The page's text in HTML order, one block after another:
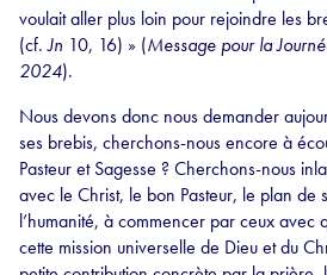
voulait aller plus loin pour rejoindre les
(cf.Jn 10, 16) » (Message pour la
2024).
Nous devons donc nous demander
ses brebis, cherchons-nous encore à
Pasteur et Sagesse ? Cherchons-nous
avec le Christ, le bon Pasteur, le plan de
l’humanité, à commencer par ceux avec
cette mission universelle de Dieu et du